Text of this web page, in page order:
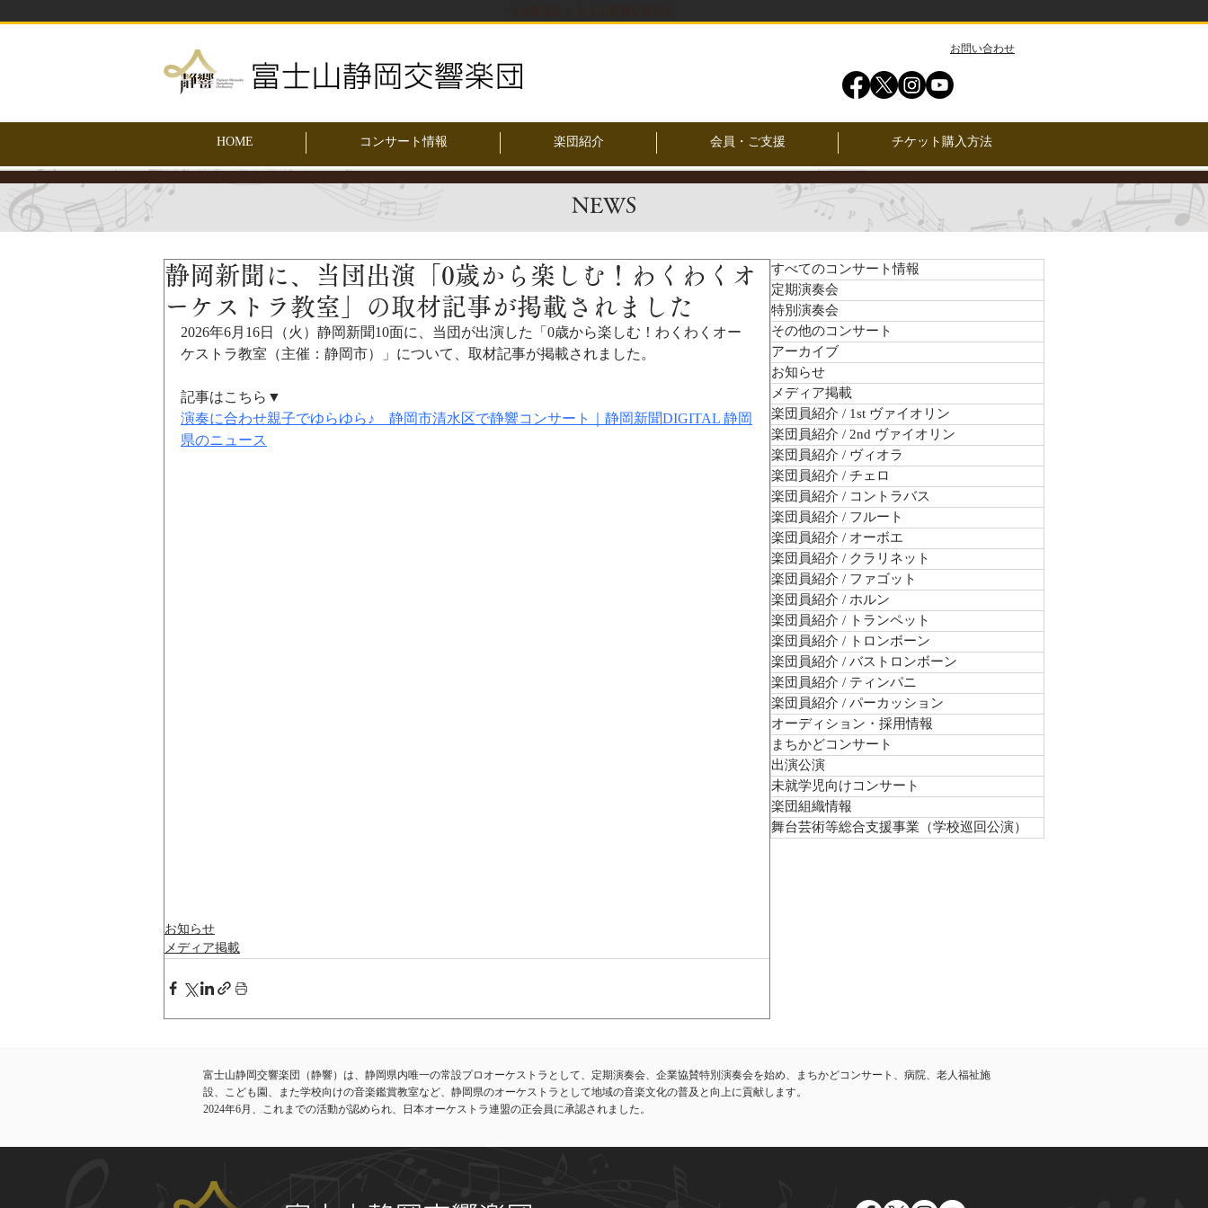
​お問い合わせ
HOME コンサート情報 楽団紹介 会員・ご支援 チケット購入方法
NEWS
静岡新聞に、当団出演「0歳から楽しむ！わくわくオ
ーケストラ教室」の取材記事が掲載されました
2026年6月16日（火）静岡新聞10面に、当団が出演した「0歳から楽しむ！わくわくオー
ケストラ教室（主催：静岡市）」について、取材記事が掲載されました。
記事はこちら▼
演奏に合わせ親子でゆらゆら♪　静岡市清水区で静響コンサート｜静岡新聞DIGITAL 静岡
県のニュース
お知らせ
メディア掲載
すべてのコンサート情報
定期演奏会
特別演奏会
その他のコンサート
アーカイブ
お知らせ
メディア掲載
楽団員紹介 / 1st ヴァイオリン
楽団員紹介 / 2nd ヴァイオリン
楽団員紹介 / ヴィオラ
楽団員紹介 / チェロ
楽団員紹介 / コントラバス
楽団員紹介 / フルート
楽団員紹介 / オーボエ
楽団員紹介 / クラリネット
楽団員紹介 / ファゴット
楽団員紹介 / ホルン
楽団員紹介 / トランペット
楽団員紹介 / トロンボーン
楽団員紹介 / バストロンボーン
楽団員紹介 / ティンパニ
楽団員紹介 / パーカッション
オーディション・採用情報
まちかどコンサート
出演公演
未就学児向けコンサート
楽団組織情報
舞台芸術等総合支援事業（学校巡回公演）
富士山静岡交響楽団（静響）は、静岡県内唯一の常設プロオーケストラとして、定期演奏会、企業協賛特別演奏会を始め、まちかどコンサート、病院、老人福祉施
設、こども園、また学校向けの音楽鑑賞教室など、静岡県のオーケストラとして地域の音楽文化の普及と向上に貢献します。
​2024年6月、これまでの活動が認められ、日本オーケストラ連盟の正会員に承認されました。